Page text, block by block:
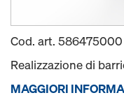
Cod. art. 586475000
Realizzazione di
MAGGIORI